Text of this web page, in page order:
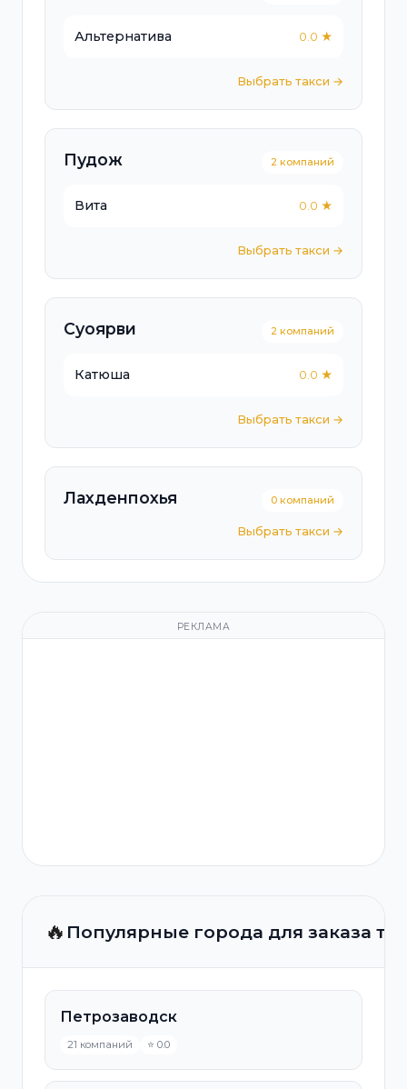
Альтернатива 0.0 ★
Выбрать такси →
Пудож 2 компаний
Вита 0.0 ★
Выбрать такси →
Суоярви 2 компаний
Катюша 0.0 ★
Выбрать такси →
Лахденпохья 0 компаний
Выбрать такси →
РЕКЛАМА
🔥 Популярные города для заказа
Петрозаводск
21 компаний ⭐ 0.0